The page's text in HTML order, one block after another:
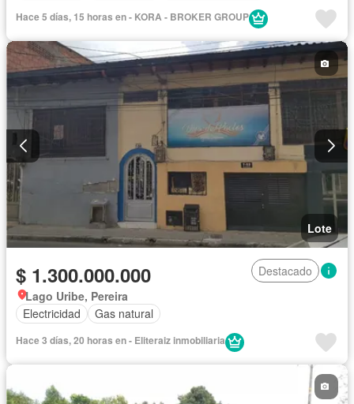
Hace 5 días, 15 horas en - KORA - BROKER GROUP
Lote
$ 1.300.000.000
Destacado
Lago Uribe, Pereira
Electricidad
Gas natural
Hace 3 días, 20 horas en - Eliteraiz inmobiliaria